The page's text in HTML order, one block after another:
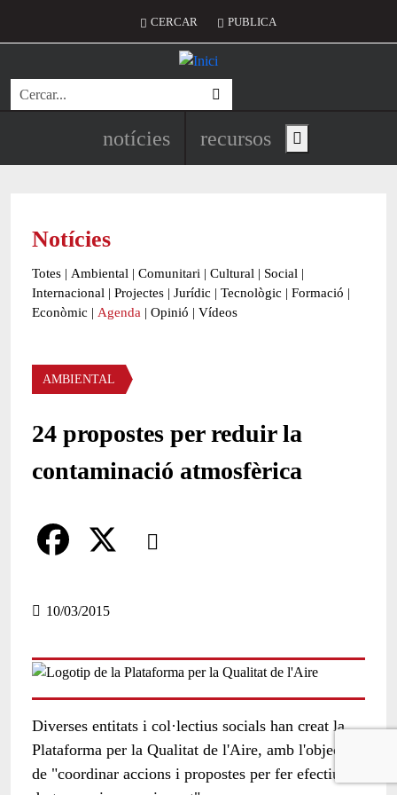
Menú del compte d'usuari
CERCAR PUBLICA
Cerca
Navegació principal de
notícies recursos Show main menu
Notícies
Totes | Ambiental | Comunitari | Cultural | Social |
Internacional | Projectes | Jurídic | Tecnològic | Formació |
Econòmic | Agenda | Opinió | Vídeos
Àmbit de la notícia
AMBIENTAL
24 propostes per reduir la
contaminació atmosfèrica
Comparteix
a
e
b
o
o
10/03/2015
Diverses entitats i col·lectius socials han creat la
Plataforma per la Qualitat de l'Aire, amb l'objectiu
de "coordinar accions i propostes per fer efectiu el